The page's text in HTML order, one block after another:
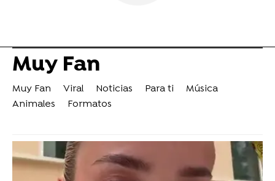
Muy Fan
Muy Fan Viral Noticias Para ti
Música
Animales
Formatos